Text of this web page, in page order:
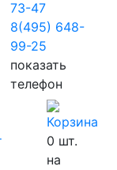
73-47
8(495) 648-
99-25
показать
телефон
0 шт.
на